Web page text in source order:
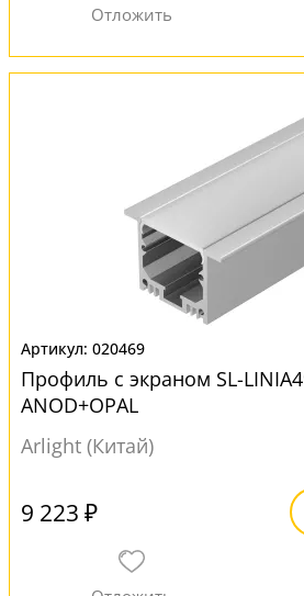
020469
Профиль с экраном SL-
ANOD+OPAL
Arlight (Китай)
9 223 ₽